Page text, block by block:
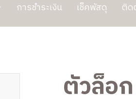
การชำระเงิน เช็คพัสดุ ติด
ตัวล็อก